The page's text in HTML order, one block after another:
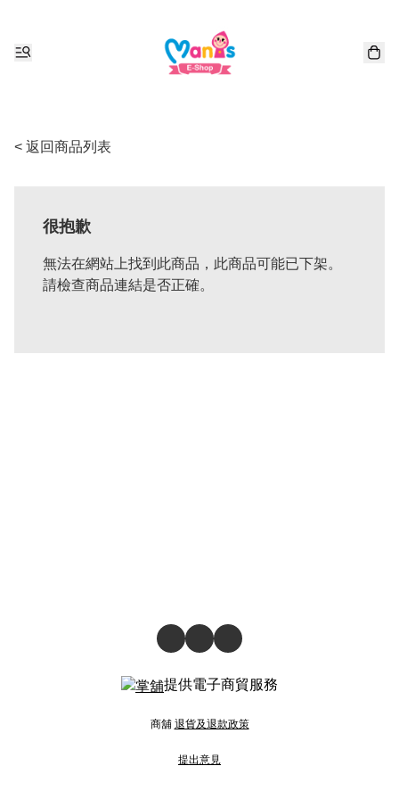
< 返回商品列表
很抱歉
無法在網站上找到此商品，此商品可能已下架。
請檢查商品連結是否正確。
提供電子商貿服務
商舖 退貨及退款政策
提出意見